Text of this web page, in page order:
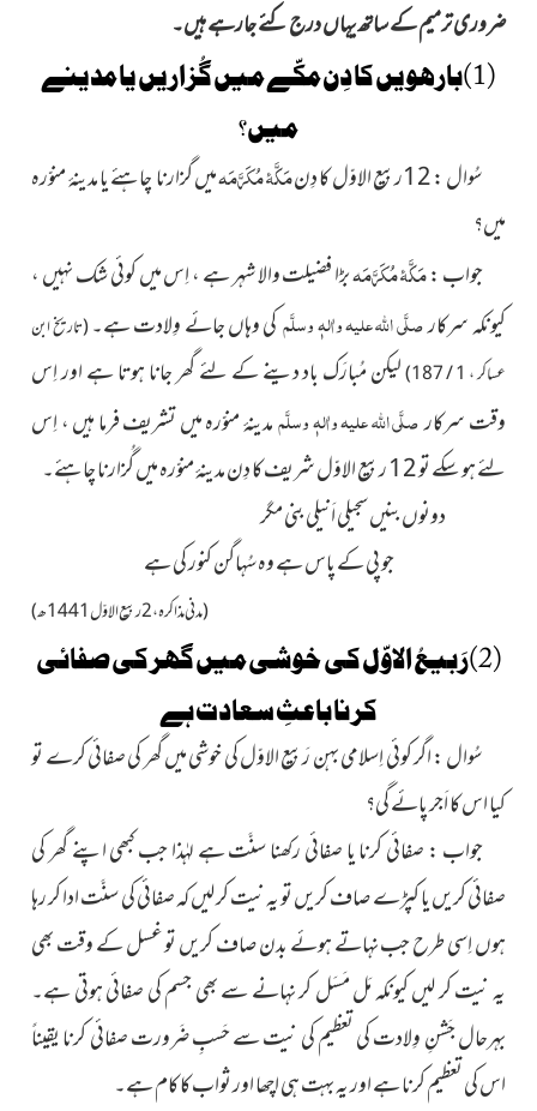
ضروری ترمیم کے ساتھ یہاں درج کئے جارہے ہیں۔
(1)بارھویں کا دِن مکّے میں گُزاریں یا مدینے
میں؟
سُوال : 12ربیع الاوّل کا دِن مَکَّۂ مُکَرَّمَہمیں گزارنا چاہئےیا مدینۂ منوّرہ
میں؟
جواب :مَکَّۂ مُکَرَّمَہبڑا فضیلت والا شہر ہے ، اِس میں کوئیشک نہیں ،
کیونکہ سرکارصلَّی اللہ علیہ واٰلہٖ وسلَّمکی وہاں جائے وِلادت ہے۔(تاریخ ابن
عساکر ، 1 / 187)
لیکن مُبارَک باد دینے کے لئے گھر جانا ہوتا ہے اور اِس
وقت سرکارصلَّی اللہ علیہ واٰلہٖ وسلَّممدینۂ منوّرہ میں تشریف فرما ہیں ، اِس
لئے ہو سکے تو 12 ربیع الاوّل شریف کا دِن مدینۂ منوّرہ میں گُزارنا چاہئے۔
دونوں بنیں سجیلی اَنیلی بنی مگر
جو پی کے پاس ہے وہ سُہاگن کنور کی ہے
(مدنی مذاکرہ ، 2 ربیع الاوّل 1441ھ)
(2)رَبیعُ الاوّل کی خوشی میں گھر کی صفائی
کرنا باعثِ سعادت ہے
سُوال : اگر کوئی اِسلامی بہن رَبیع الاوّل کی خوشی میں گھر کی صفائی کرے تو
کیا اس کا اَجر پائے گی؟
جواب : صفائی کرنا یا صفائی رکھنا سنَّت ہے لہٰذا جب کبھی اپنےگھر کی
صفائی کریں یا کپڑے صاف کریں تو یہ نیت کر لیں کہ صفائی کی سنَّت ادا کر رہا
ہوں اِسی طرح جب نہاتے ہوئے بدن صاف کریں تو غسل کے وقت بھی
یہ نیت کر لیں کیونکہ مَل مَسَل کر نہانے سے بھی جسم کی صفائی ہوتی ہے۔
بہرحال جَشنِ وِلادت کی تعظیم کی نیت سے حَسبِ ضَرورت صفائی کرنا یقیناً
اس کی تعظیم کرنا ہے اور یہ بہت ہی اچھا اور ثواب کا کام ہے۔